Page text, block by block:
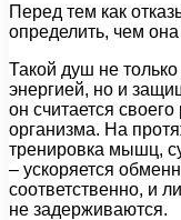
Перед тем как
определить, чем
Такой душ не
энергией, но и
он считается
организма. На
тренировка мышц,
– ускоряется
соответственно, и
не задерживаются.